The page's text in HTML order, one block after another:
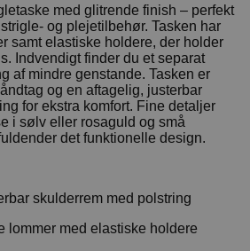
med glitrende finish – perfekt
og plejetilbehør. Tasken har
samt elastiske holdere, der holder
Indvendigt finder du et separat
af mindre genstande. Tasken er
og en aftagelig, justerbar
for ekstra komfort. Fine detaljer
i sølv eller rosaguld og små
det funktionelle design.
skulderrem med polstring
lommer med elastiske holdere